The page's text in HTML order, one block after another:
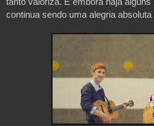
continua sendo uma alegria